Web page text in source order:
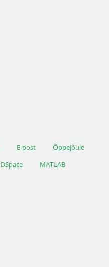
E-post
Õppejõule
DSpace MATLAB